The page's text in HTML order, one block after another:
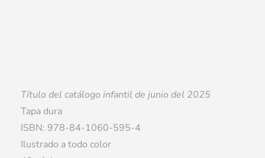
Título del catálogo infantil de junio del 2025
Tapa dura
ISBN: 978-84-1060-595-4
Ilustrado a todo color